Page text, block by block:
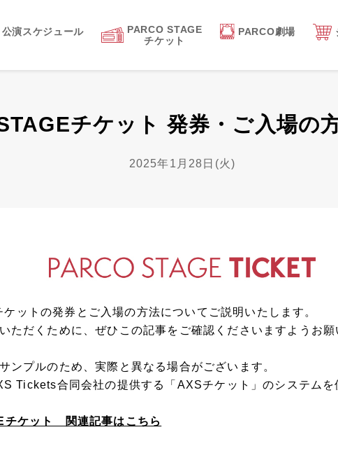
公演スケジュール
PARCO STAGE
チケット
PARCO劇場
チケット 発券・ご入場の
2025年1月28日(火)
ットの発券とご入場の方法についてご説明いたします。
ただくために、ぜひこの記事をご確認くださいますようお願
ンプルのため、実際と異なる場合がございます。
Tickets合同会社の提供する「AXSチケット」のシステムを
チケット 関連記事はこちら